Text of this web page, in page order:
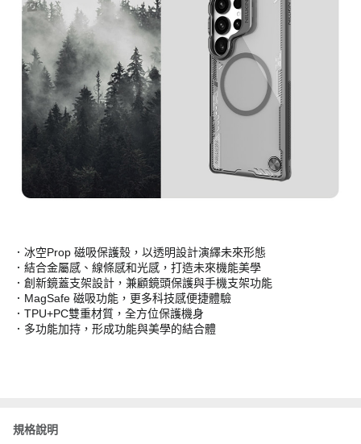
．冰空Prop 磁吸保護殼，以透明設計演繹未來形態
．結合金屬感、線條感和光感，打造未來機能美學
．創新鏡蓋支架設計，兼顧鏡頭保護與手機支架功能
．MagSafe 磁吸功能，更多科技感便捷體驗
．TPU+PC雙重材質，全方位保護機身
．多功能加持，形成功能與美學的結合體
規格說明